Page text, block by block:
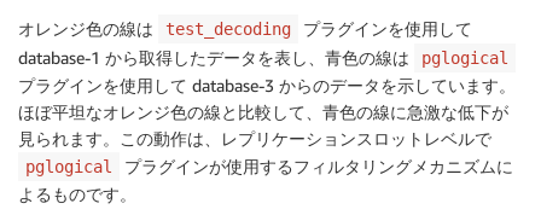
オレンジ色の線は test_decoding
プラグインを使用して
database-1 から取得したデータを表し、青色の線は
pglogical
プラグインを使用して database-3 からのデータを示しています。
ほぼ平坦なオレンジ色の線と比較して、青色の線に急激な低下が
見られます。この動作は、レプリケーションスロットレベルで
pglogical
プラグインが使用するフィルタリングメカニズムに
よるものです。